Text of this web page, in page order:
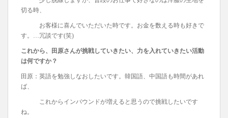
切る時、
お客様に喜んでいただいた時です。お金を数える時も好きで
す。…冗談です(笑)
これから、田原さんが挑戦していきたい、力を入れていきたい活動
は何ですか？
田原：英語を勉強しなおしたいです。韓国語、中国語も時間があれ
ば、
これからインバウンドが増えると思うので挑戦したいです
ね。